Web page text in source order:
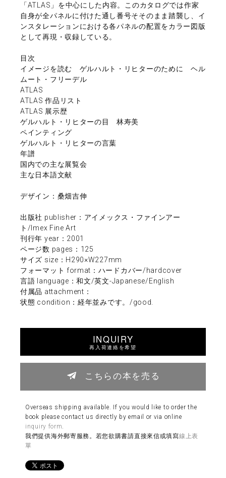
「ATLAS」を中心にした内容。このカタログでは作家
自身が全パネルに付けた通し番号そそのまま踏襲し、イ
ンスタレーションにおける各パネルの配置をカラー図版
として再現・収録している。
目次
イメージを読む ゲルハルト・リヒターのために ヘル
ムート・フリーデル
ATLAS
ATLAS 作品リスト
ATLAS 展示歴
ゲルハルト・リヒターの目 林寿美
ペインティング
ゲルハルト・リヒターの言葉
年譜
国内での主な展覧会
主な日本語文献
デザイン：桑畑吉伸
出版社 publisher：アイメックス・ファインアー
ト/Imex Fine Art
刊行年 year：2001
ページ数 pages：125
サイズ size：H290×W227mm
フォーマット format：ハードカバー/hardcover
言語 language：和文/英文-Japanese/English
付属品 attachment：
状態 condition：経年並みです。/good.
INQUIRY
再入荷連絡を希望
こちらの本を売る
Overseas shipping available. If you would like to order the
book please contact us directly by email or via online
inquiry form
我們提供海外郵寄服務。若您欲購書請直接來信或填寫線上表
單